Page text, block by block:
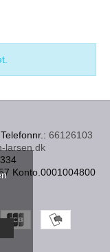
Telefonnr.: 66126103
larsen.dk
Konto.0001004800